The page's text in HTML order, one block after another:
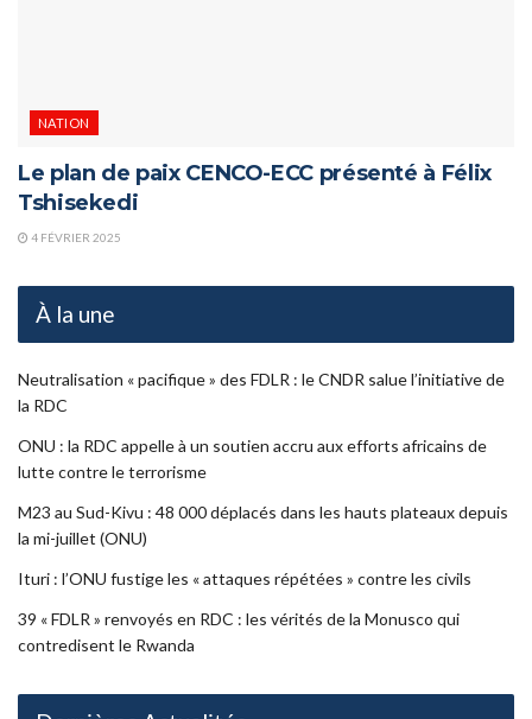
NATION
Le plan de paix CENCO-ECC présenté à Félix
Tshisekedi
4 FÉVRIER 2025
À la une
Neutralisation « pacifique » des FDLR : le CNDR salue l’initiative de
la RDC
ONU : la RDC appelle à un soutien accru aux efforts africains de
lutte contre le terrorisme
M23 au Sud-Kivu : 48 000 déplacés dans les hauts plateaux depuis
la mi-juillet (ONU)
Ituri : l’ONU fustige les « attaques répétées » contre les civils
39 « FDLR » renvoyés en RDC : les vérités de la Monusco qui
contredisent le Rwanda